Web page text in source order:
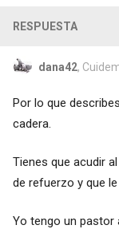
RESPUESTA
dana42,
Por lo que
cadera.
Tienes que acudir
de refuerzo y que
Yo tengo un pastor